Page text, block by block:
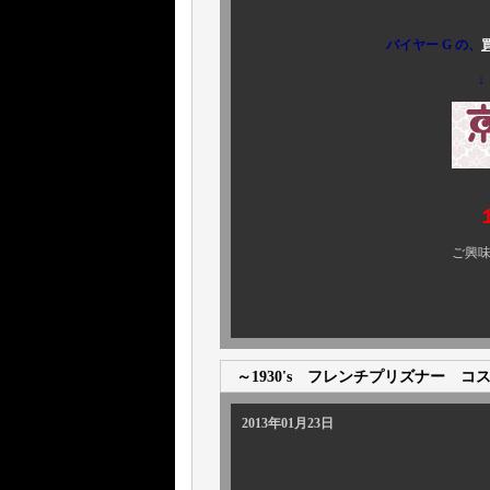
バイヤー G の、
↓
ご興味のある方、ぜひ
～1930's フレンチプリズナー コ
2013年01月23日